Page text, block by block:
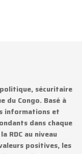
sécuritaire
du Congo. Basé à
informations et
dans chaque
RDC au niveau
positives, les